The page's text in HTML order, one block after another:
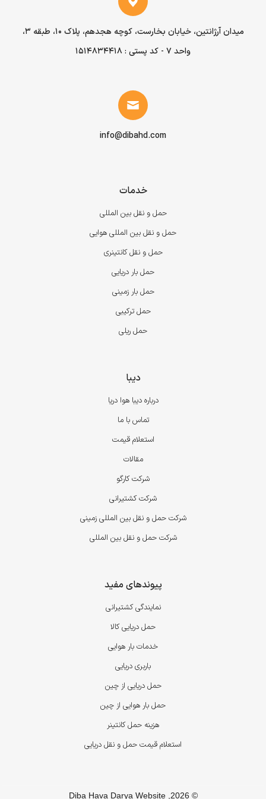
میدان آرژانتین، خیابان بخارست، کوچه هجدهم، پلاک ۱۰، طبقه ۳،
واحد ۷ - کد پستی : 1514834418
info@dibahd.com
خدمات
حمل و نقل بین المللی
حمل و نقل بین المللی هوایی
حمل و نقل کانتینری
حمل بار دریایی
حمل بار زمینی
حمل ترکیبی
حمل ریلی
دیبا
درباره دیبا هوا دریا
تماس با ما
استعلام قیمت
مقالات
شرکت کارگو
شرکت کشتیرانی
شرکت حمل و نقل بین المللی زمینی
شرکت حمل و نقل بین المللی
پیوندهای مفید
نمایندگی کشتیرانی
حمل دریایی کالا
خدمات بار هوایی
باربری دریایی
حمل دریایی از چین
حمل بار هوایی از چین
هزینه حمل کانتینر
استعلام قیمت حمل و نقل دریایی
© 2026, Diba Hava Darya Website